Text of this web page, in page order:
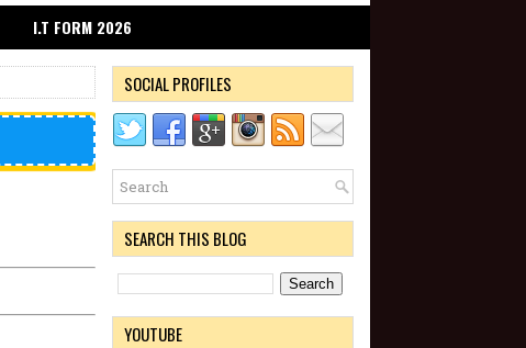
I.T FORM 2026
SOCIAL PROFILES
SEARCH THIS BLOG
YOUTUBE